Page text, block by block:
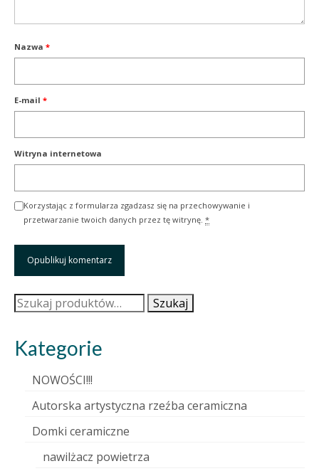
Nazwa *
E-mail *
Witryna internetowa
Korzystając z formularza zgadzasz się na przechowywanie i
przetwarzanie twoich danych przez tę witrynę. *
Szukaj: Szukaj
Kategorie
NOWOŚCI!!!
Autorska artystyczna rzeźba ceramiczna
Domki ceramiczne
nawilżacz powietrza